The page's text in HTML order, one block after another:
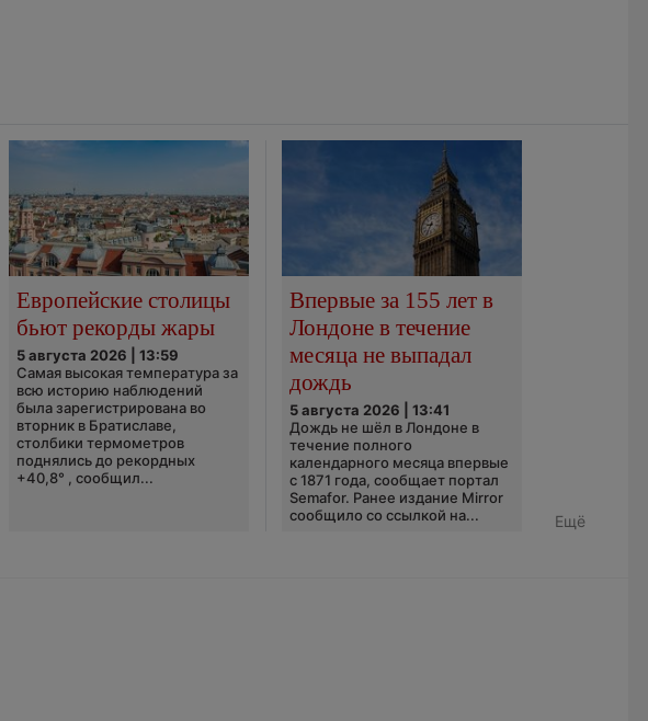
Европейские столицы
бьют рекорды жары
5 августа 2026 | 13:59
Самая высокая температура за
всю историю наблюдений
была зарегистрирована во
вторник в Братиславе,
столбики термометров
поднялись до рекордных
+40,8° , сообщил...
Впервые за 155 лет в
Лондоне в течение
месяца не выпадал
дождь
5 августа 2026 | 13:41
Дождь не шёл в Лондоне в
течение полного
календарного месяца впервые
с 1871 года, сообщает портал
Semafor. Ранее издание Mirror
сообщило со ссылкой на...
Ещё